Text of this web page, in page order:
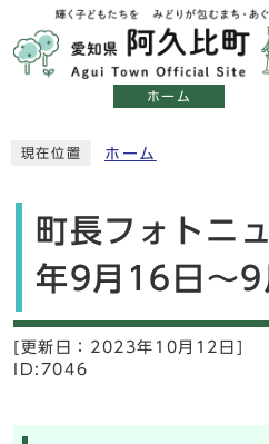
ホーム
現在位置 ホーム
町長フォトニ
年9月16日～9
[更新日： 2023年10月12日]
ID:7046